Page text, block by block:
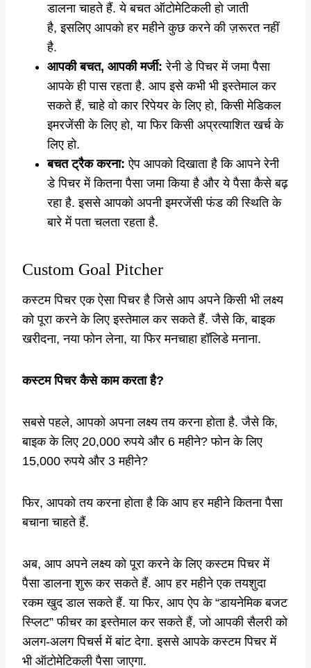
डालना चाहते हैं. ये बचत ऑटोमेटिकली हो जाती
है, इसलिए आपको हर महीने कुछ करने की ज़रूरत नहीं
है.
आपकी बचत, आपकी मर्जी: रेनी डे पिचर में जमा पैसा
आपके ही पास रहता है. आप इसे कभी भी इस्तेमाल कर
सकते हैं, चाहे वो कार रिपेयर के लिए हो, किसी मेडिकल
इमरजेंसी के लिए हो, या फिर किसी अप्रत्याशित खर्च के
लिए हो.
बचत ट्रैक करना: ऐप आपको दिखाता है कि आपने रेनी
डे पिचर में कितना पैसा जमा किया है और ये पैसा कैसे बढ़
रहा है. इससे आपको अपनी इमरजेंसी फंड की स्थिति के
बारे में पता चलता रहता है.
Custom Goal Pitcher
कस्टम पिचर एक ऐसा पिचर है जिसे आप अपने किसी भी लक्ष्य
को पूरा करने के लिए इस्तेमाल कर सकते हैं. जैसे कि, बाइक
खरीदना, नया फोन लेना, या फिर मनचाहा हॉलिडे मनाना.
कस्टम पिचर कैसे काम करता है?
सबसे पहले, आपको अपना लक्ष्य तय करना होता है. जैसे कि,
बाइक के लिए 20,000 रुपये और 6 महीने? फोन के लिए
15,000 रुपये और 3 महीने?
फिर, आपको तय करना होता है कि आप हर महीने कितना पैसा
बचाना चाहते हैं.
अब, आप अपने लक्ष्य को पूरा करने के लिए कस्टम पिचर में
पैसा डालना शुरू कर सकते हैं. आप हर महीने एक तयशुदा
रकम खुद डाल सकते हैं. या फिर, आप ऐप के “डायनेमिक बजट
स्प्लिट” फीचर का इस्तेमाल कर सकते हैं, जो आपकी सैलरी को
अलग-अलग पिचर्स में बांट देगा. इससे आपके कस्टम पिचर में
भी ऑटोमेटिकली पैसा जाएगा.